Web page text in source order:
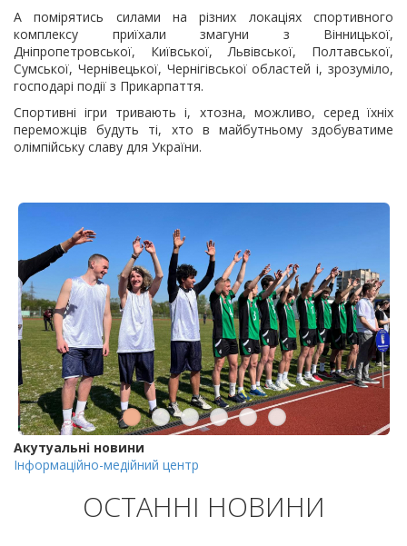
А помірятись силами на різних локаціях спортивного
комплексу приїхали змагуни з Вінницької,
Дніпропетровської, Київської, Львівської, Полтавської,
Сумської, Чернівецької, Чернігівської областей і, зрозуміло,
господарі події з Прикарпаття.
Спортивні ігри тривають і, хтозна, можливо, серед їхніх
переможців будуть ті, хто в майбутньому здобуватиме
олімпійську славу для України.
Акутуальні новини
Інформаційно-медійний центр
ОСТАННІ НОВИНИ